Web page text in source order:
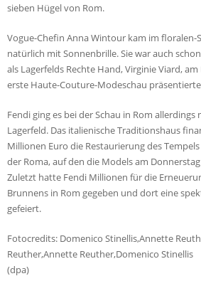
sieben Hügel von Rom.
Vogue-Chefin Anna Wintour kam im floralen-
natürlich mit Sonnenbrille. Sie war auch
als Lagerfelds Rechte Hand, Virginie Viard,
erste Haute-Couture-Modeschau
Fendi ging es bei der Schau in Rom allerdings
Lagerfeld. Das italienische Traditionshaus
Millionen Euro die Restaurierung des
der Roma, auf den die Models am
Zuletzt hatte Fendi Millionen für die
Brunnens in Rom gegeben und dort eine
gefeiert.
Fotocredits: Domenico Stinellis,Annette
Reuther,Annette Reuther,Domenico Stinellis
(dpa)